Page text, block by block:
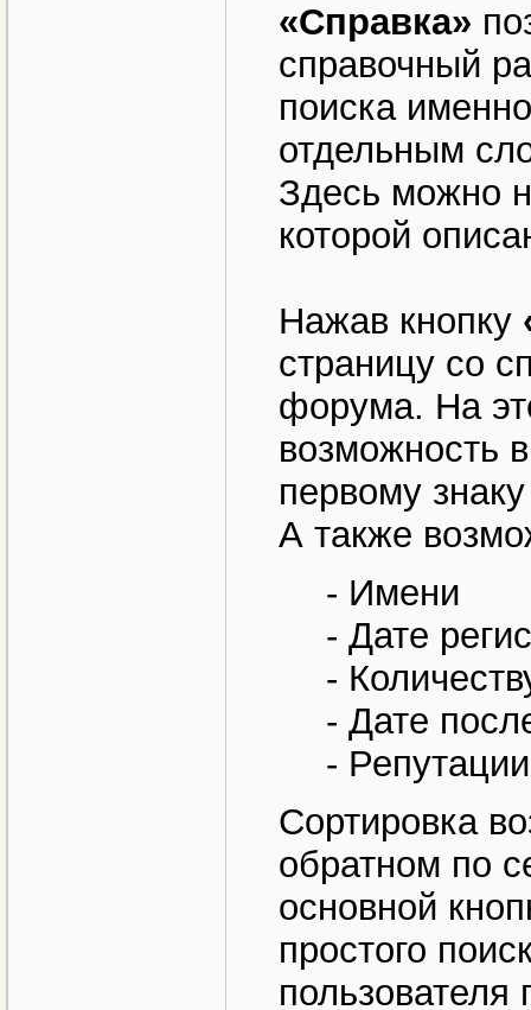
«Справка»
справочный
поиска
отдельным
Здесь можно
которой
Нажав кнопку
страницу со
форума. На
возможность
первому
А также
- Имени
- Дате
-
- Дате
- Репутации
Сортировка
обратном по
основной
простого
пользователя